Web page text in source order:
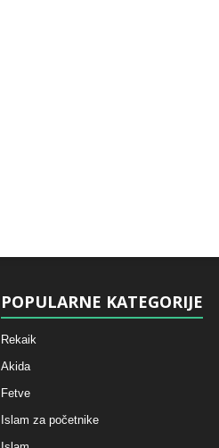
POPULARNE KATEGORIJE
Rekaik
Akida
Fetve
Islam za početnike